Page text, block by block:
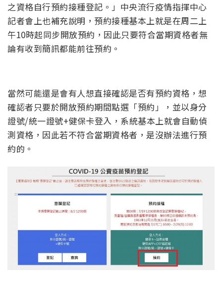
之資格自行預約接種登記。」中央流行疫情指揮中心
記者會上也補充說明，預約接種基本上就是在周二上
午10時起同步開放預約，因此只要符合當期資格者無
論有收到簡訊都能前往預約。
當然可能還是會有人想直接確認是否有預約資格，想
確認者只要於開放預約期間點選「預約」，並以身分
證號/統一證號+健保卡登入，系統基本上就會自動偵
測資格，因此若不符合當期資格者，是沒辦法進行預
約的。